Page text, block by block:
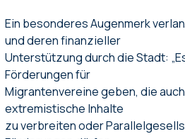
Ein besonderes Augenmerk
und deren finanzieller
Unterstützung durch die Stadt:
Förderungen für
Migrantenvereine geben, die
extremistische Inhalte
zu verbreiten oder